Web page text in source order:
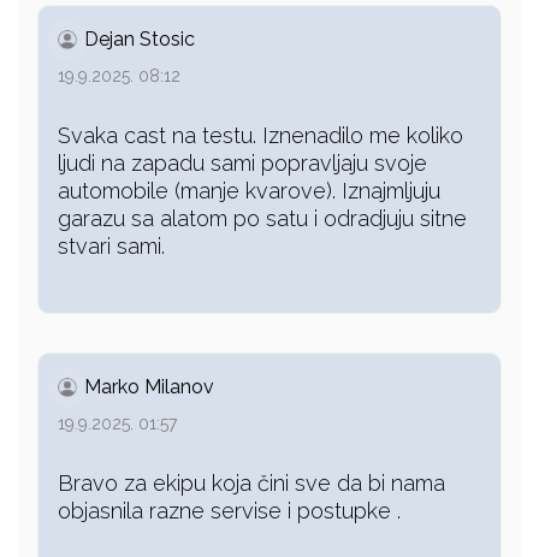
Dejan Stosic
19.9.2025. 08:12
Svaka cast na testu. Iznenadilo me koliko
ljudi na zapadu sami popravljaju svoje
automobile (manje kvarove). Iznajmljuju
garazu sa alatom po satu i odradjuju sitne
stvari sami.
Marko Milanov
19.9.2025. 01:57
Bravo za ekipu koja čini sve da bi nama
objasnila razne servise i postupke .